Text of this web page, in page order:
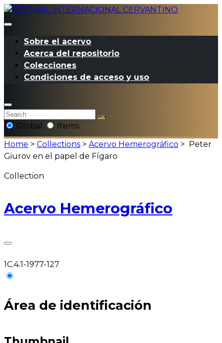
Sobre el acervo
Acerca del repositorio
Colecciones
Condiciones de acceso y uso
Global
Items
Home > Collections > Acervo Hemerográfico >
Peter
Giurov en el papel de Fígaro
Collection
Acervo Hemerográfico
1C.4.1-1977-127
Área de identificación